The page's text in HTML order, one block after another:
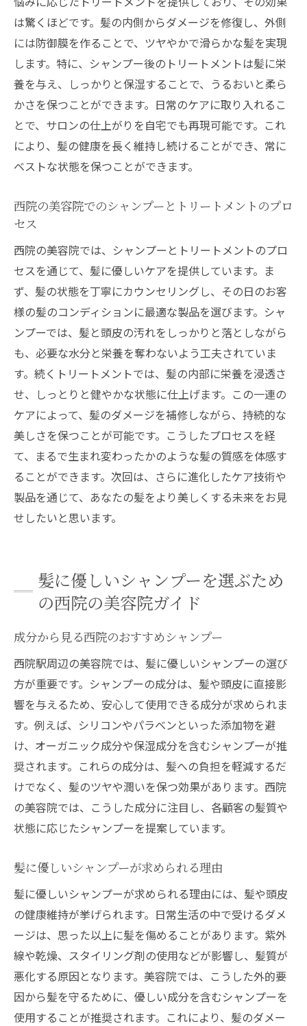
の選び方
髪を守るための美容院選びの基準
西院でおすすめの美容院選びのコツ
シャンプーとトリートメントが決め手の美
容院
髪の健康を考えた美容院の選び方
髪に優しい美容院の特徴
西院で見つける理想の美容院
は驚くほどです。髪の内側からダメージを修復し、外側
には防御膜を作ることで、ツヤやかで滑らかな髪を実現
します。特に、シャンプー後のトリートメントは髪に栄
養を与え、しっかりと保湿することで、うるおいと柔ら
かさを保つことができます。日常のケアに取り入れるこ
とで、サロンの仕上がりを自宅でも再現可能です。これ
により、髪の健康を長く維持し続けることができ、常に
ベストな状態を保つことができます。
西院の美容院でのシャンプーとトリートメントのプロ
セス
西院の美容院では、シャンプーとトリートメントのプロ
セスを通じて、髪に優しいケアを提供しています。ま
ず、髪の状態を丁寧にカウンセリングし、その日のお客
様の髪のコンディションに最適な製品を選びます。シャ
ンプーでは、髪と頭皮の汚れをしっかりと落としながら
も、必要な水分と栄養を奪わないよう工夫されていま
す。続くトリートメントでは、髪の内部に栄養を浸透さ
せ、しっとりと健やかな状態に仕上げます。この一連の
ケアによって、髪のダメージを補修しながら、持続的な
美しさを保つことが可能です。こうしたプロセスを経
て、まるで生まれ変わったかのような髪の質感を体感す
ることができます。次回は、さらに進化したケア技術や
製品を通じて、あなたの髪をより美しくする未来をお見
せしたいと思います。
髪に優しいシャンプーを選ぶため
の西院の美容院ガイド
成分から見る西院のおすすめシャンプー
西院駅周辺の美容院では、髪に優しいシャンプーの選び
方が重要です。シャンプーの成分は、髪や頭皮に直接影
響を与えるため、安心して使用できる成分が求められま
す。例えば、シリコンやパラベンといった添加物を避
け、オーガニック成分や保湿成分を含むシャンプーが推
奨されます。これらの成分は、髪への負担を軽減するだ
けでなく、髪のツヤや潤いを保つ効果があります。西院
の美容院では、こうした成分に注目し、各顧客の髪質や
状態に応じたシャンプーを提案しています。
髪に優しいシャンプーが求められる理由
髪に優しいシャンプーが求められる理由には、髪や頭皮
の健康維持が挙げられます。日常生活の中で受けるダメ
ージは、思った以上に髪を傷めることがあります。紫外
線や乾燥、スタイリング剤の使用などが影響し、髪質が
悪化する原因となります。美容院では、こうした外的要
因から髪を守るために、優しい成分を含むシャンプーを
使用することが推奨されます。これにより、髪のダメー